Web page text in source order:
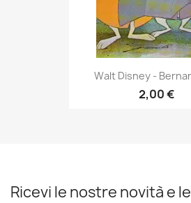
Walt Disney -
2,00 €
Ricevi le nostre novità e